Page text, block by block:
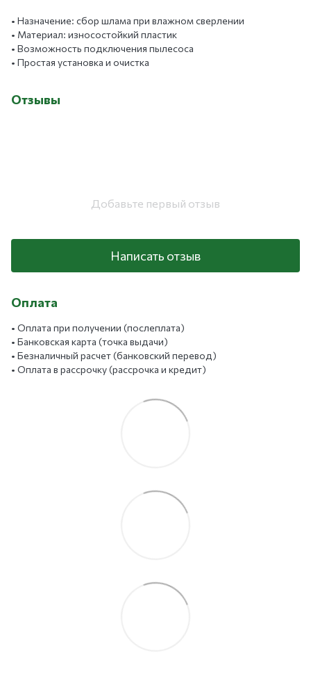
• Назначение: сбор шлама при влажном сверлении
• Материал: износостойкий пластик
• Возможность подключения пылесоса
• Простая установка и очистка
Отзывы
Добавьте первый отзыв
Написать отзыв
Оплата
• Оплата при получении (послеплата)
• Банковская карта (точка выдачи)
• Безналичный расчет (банковский перевод)
• Оплата в рассрочку (рассрочка и кредит)